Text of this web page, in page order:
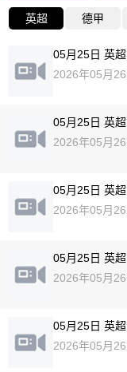
英超 德甲
05月25日 英
2026年05月26
05月25日 英
2026年05月26
05月25日 英
2026年05月26
05月25日 英
2026年05月26
05月25日 英
2026年05月26